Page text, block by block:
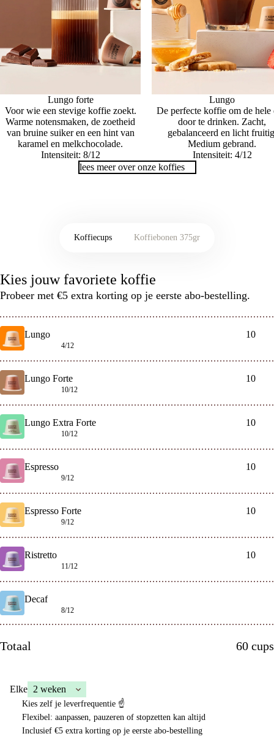
Lungo forte
Voor wie een stevige koffie zoekt.
Warme notensmaken, de zoetheid
van bruine suiker en een hint van
karamel en melkchocolade.
Intensiteit: 8/12
Lungo
De perfecte koffie om de hele
door te drinken. Zacht,
gebalanceerd en licht
Medium gebrand.
Intensiteit: 4/12
lees meer over onze koffies
Koffiecups Koffiebonen 375gr
Kies jouw favoriete koffie
Probeer met €5 extra korting op je eerste abo-bestelling.
Lungo
4/12
Lungo Forte
10/12
Lungo Extra Forte
10/12
Espresso
9/12
Espresso Forte
9/12
Ristretto
11/12
Decaf
8/12
Totaal 60 cups
Elke
Kies zelf je leverfrequentie ☝️
Flexibel: aanpassen, pauzeren of stopzetten kan altijd
Inclusief €5 extra korting op je eerste abo-bestelling